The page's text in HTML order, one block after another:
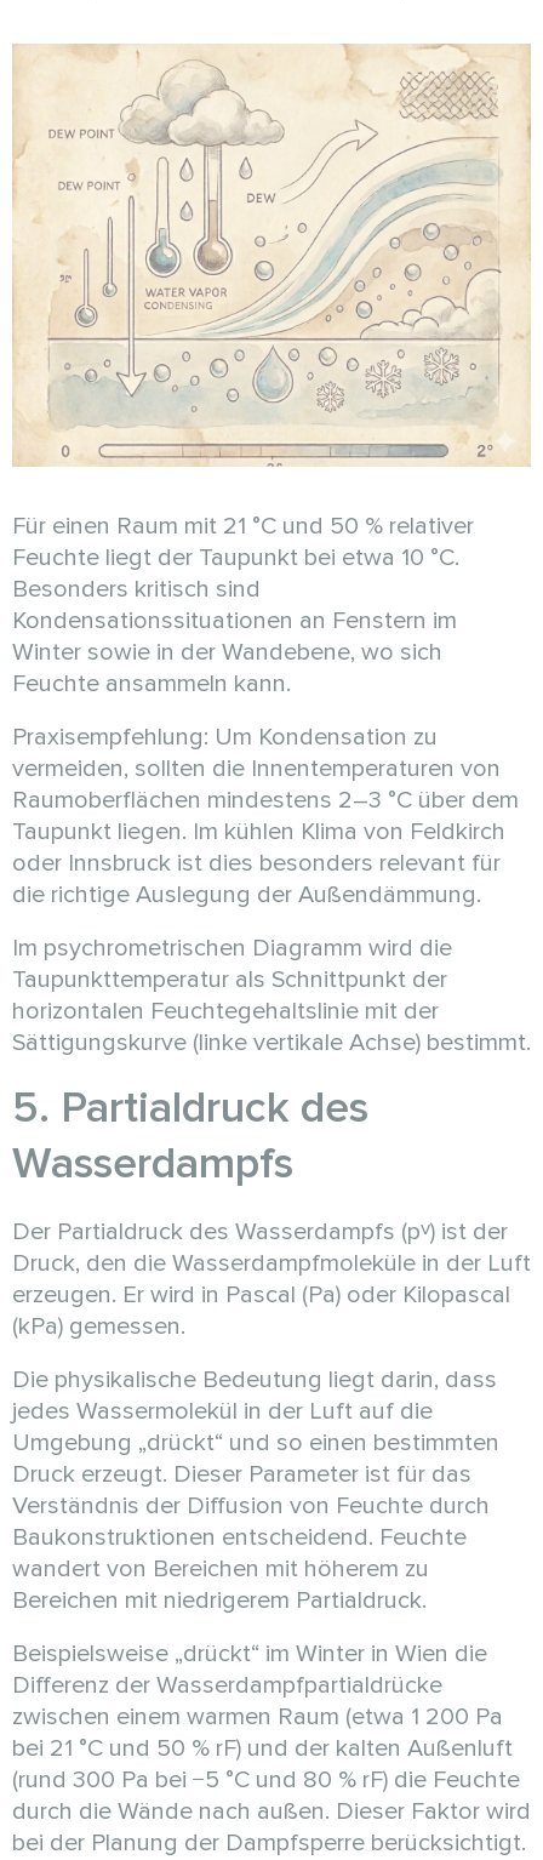
Für einen Raum mit 21 °C und 50 % relativer
Feuchte liegt der Taupunkt bei etwa 10 °C.
Besonders kritisch sind
Kondensationssituationen an Fenstern im
Winter sowie in der Wandebene, wo sich
Feuchte ansammeln kann.
Praxisempfehlung: Um Kondensation zu
vermeiden, sollten die Innentemperaturen von
Raumoberflächen mindestens 2–3 °C über dem
Taupunkt liegen. Im kühlen Klima von Feldkirch
oder Innsbruck ist dies besonders relevant für
die richtige Auslegung der Außendämmung.
Im psychrometrischen Diagramm wird die
Taupunkttemperatur als Schnittpunkt der
horizontalen Feuchtegehaltslinie mit der
Sättigungskurve (linke vertikale Achse) bestimmt.
5. Partialdruck des
Wasserdampfs
Der Partialdruck des Wasserdampfs (pv) ist der
Druck, den die Wasserdampfmoleküle in der Luft
erzeugen. Er wird in Pascal (Pa) oder Kilopascal
(kPa) gemessen.
Die physikalische Bedeutung liegt darin, dass
jedes Wassermolekül in der Luft auf die
Umgebung „drückt“ und so einen bestimmten
Druck erzeugt. Dieser Parameter ist für das
Verständnis der Diffusion von Feuchte durch
Baukonstruktionen entscheidend. Feuchte
wandert von Bereichen mit höherem zu
Bereichen mit niedrigerem Partialdruck.
Beispielsweise „drückt“ im Winter in Wien die
Differenz der Wasserdampfpartialdrücke
zwischen einem warmen Raum (etwa 1 200 Pa
bei 21 °C und 50 % rF) und der kalten Außenluft
(rund 300 Pa bei −5 °C und 80 % rF) die Feuchte
durch die Wände nach außen. Dieser Faktor wird
bei der Planung der Dampfsperre berücksichtigt.